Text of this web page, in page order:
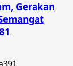
Gerakan